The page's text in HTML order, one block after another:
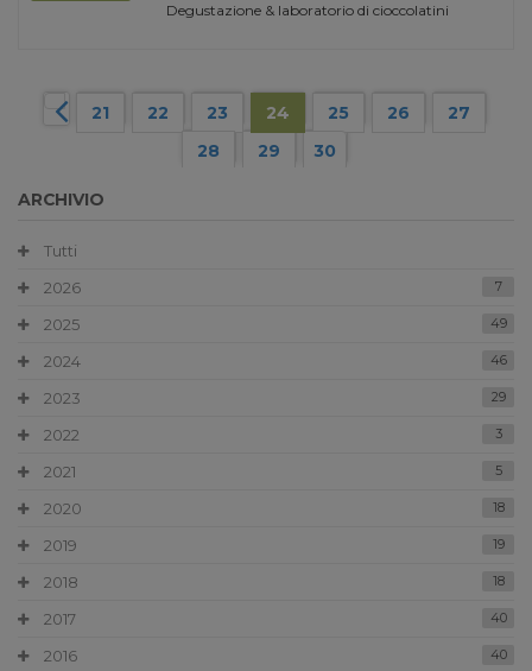
Degustazione & laboratorio di cioccolatini
21 22 23 24 25 26
27
28
29 30
ARCHIVIO
Tutti
2026
7
2025 49
2024 46
2023 29
2022 3
2021 5
2020 18
2019 19
2018 18
2017 40
2016 40